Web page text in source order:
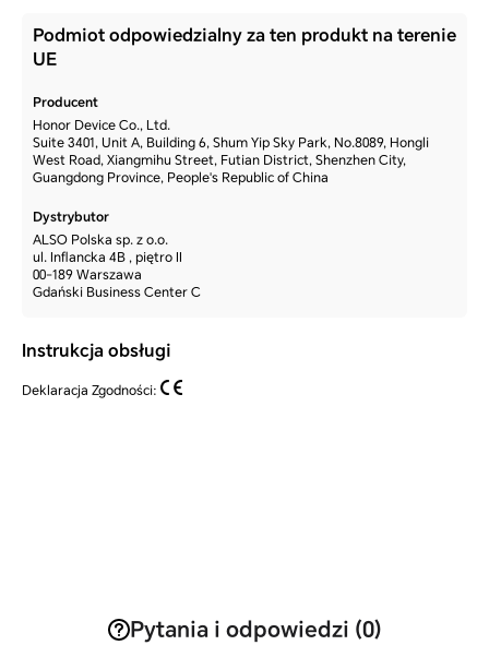
Podmiot odpowiedzialny za ten produkt na terenie
UE
Producent
Honor Device Co., Ltd.
Suite 3401, Unit A, Building 6, Shum Yip Sky Park, No.8089, Hongli
West Road, Xiangmihu Street, Futian District, Shenzhen City,
Guangdong Province, People's Republic of China
Dystrybutor
ALSO Polska sp. z o.o.
ul. Inflancka 4B , piętro II
00-189 Warszawa
Gdański Business Center C
Instrukcja obsługi
Deklaracja Zgodności:
Pytania i odpowiedzi (0)